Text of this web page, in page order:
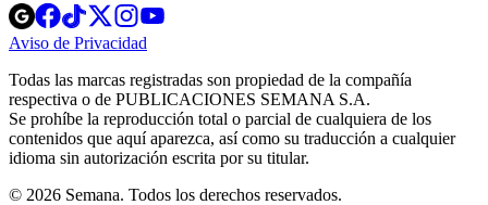
Opens
in
new
Opens
in
new
Opens
in
new
window
Opens
new
windowwindow
Aviso de Privacidad
new
window
Todas las marcas registradas son propiedad de la compañía
respectiva o de PUBLICACIONES SEMANA S.A.
Se prohíbe la reproducción total o parcial de cualquiera de los
contenidos que aquí aparezca, así como su traducción a cualquier
idioma sin autorización escrita por su titular.
© 2026 Semana. Todos los derechos reservados.